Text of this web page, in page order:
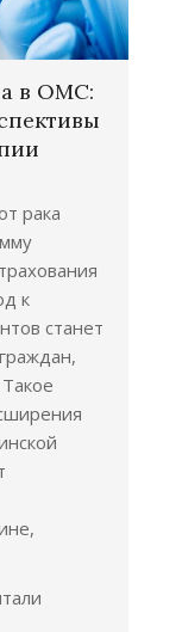
в ОМС:
рака
к
станет